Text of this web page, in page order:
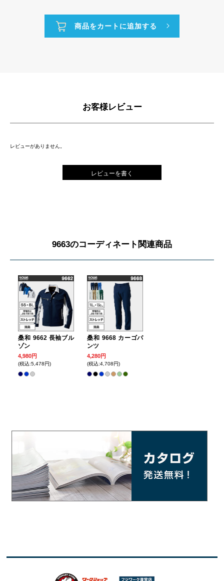
お客様レビュー
レビューがありません。
レビューを書く
9663のコーディネート関連商品
桑和 9662 長袖ブル
ゾン
4,980円
(税込:5,478円)
桑和 9668 カーゴパ
ンツ
4,280円
(税込:4,708円)